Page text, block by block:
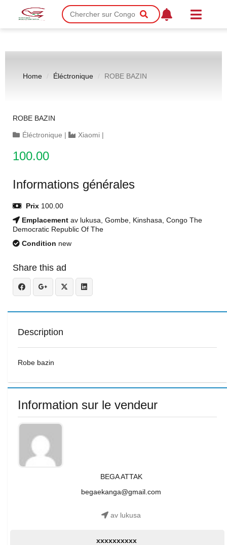
Home Éléctronique ROBE BAZIN
ROBE BAZIN
Éléctronique | Xiaomi |
100.00
Informations générales
Prix 100.00
Emplacement av lukusa, Gombe, Kinshasa, Congo The
Democratic Republic Of The
Condition new
Share this ad
Description
Robe bazin
Information sur le vendeur
BEGA ATTAK
begaekanga@gmail.com
av lukusa
xxxxxxxxxx